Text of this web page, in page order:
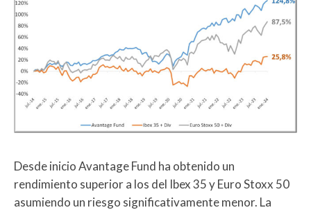
Desde inicio Avantage Fund ha obtenido un
rendimiento superior a los del Ibex 35 y Euro Stoxx 50
asumiendo un riesgo significativamente menor. La